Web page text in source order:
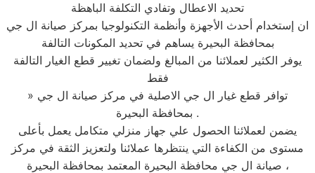
تحديد الاعطال وتفادي التكلفة الباهظة
ان إستخدام أحدث الأجهزة وأنظمة التكنولوجيا بمركز صيانة ال جي
بمحافظة البحيرة يساهم في تحديد المكونات التالفة
يوفر الكثير لعملائنا من المبالغ ولضمان تغيير قطع الغيار التالفة
فقط
» توافر قطع غيار ال جي الاصلية في مركز صيانة ال جي
بمحافظة البحيرة .
يضمن لعملائنا الحصول علي جهاز منزلي متكامل يعمل بأعلى
مستوى من الكفاءة التي ينتظرها عملائنا ولتعزيز الثقة في مركز
صيانة ال جي محافظة البحيرة المعتمد بمحافظة البحيرة ،